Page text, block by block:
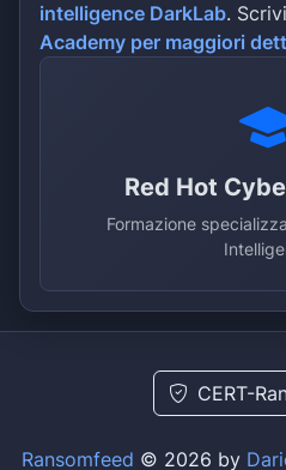
intelligence DarkLab.
Academy per maggiori
Red Hot
Formazione
CERT-
Ransomfeed © 2026 by